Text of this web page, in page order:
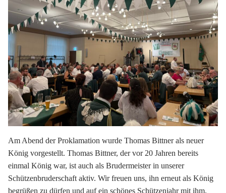
Am Abend der Proklamation wurde Thomas Bittner als neuer
König vorgestellt. Thomas Bittner, der vor 20 Jahren bereits
einmal König war, ist auch als Brudermeister in unserer
Schützenbruderschaft aktiv. Wir freuen uns, ihn erneut als König
begrüßen zu dürfen und auf ein schönes Schützenjahr mit ihm.